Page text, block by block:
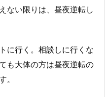
ない限りは、昼夜逆転し
に行く。相談しに行くな
も大体の方は昼夜逆転の
。